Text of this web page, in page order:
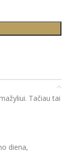
Tačiau tai
diena,